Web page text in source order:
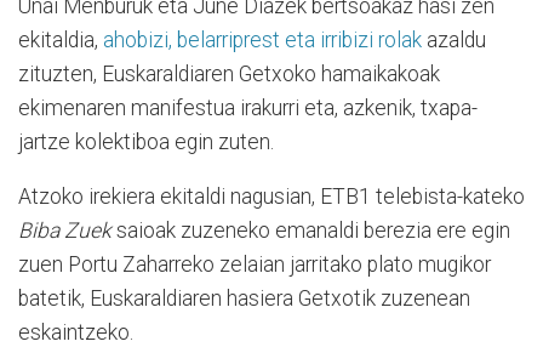
Unai Menburuk eta June Diazek bertsoakaz hasi zen
ekitaldia, ahobizi, belarriprest eta irribizi rolak azaldu
zituzten, Euskaraldiaren Getxoko hamaikakoak
ekimenaren manifestua irakurri eta, azkenik, txapa-
jartze kolektiboa egin zuten.
Atzoko irekiera ekitaldi nagusian, ETB1 telebista-kateko
Biba Zueksaioak zuzeneko emanaldi berezia ere egin
zuen Portu Zaharreko zelaian jarritako plato mugikor
batetik, Euskaraldiaren hasiera Getxotik zuzenean
eskaintzeko.